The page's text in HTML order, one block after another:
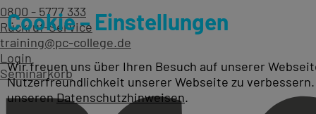
0800 - 5777 333
Rückruf-Service
training@pc-college.de
Login
Seminarkorb
Cookie – Einstellungen
Wir freuen uns über Ihren Besuch auf unserer
Nutzerfreundlichkeit unserer Webseite zu
unserenDatenschutzhinweisen.